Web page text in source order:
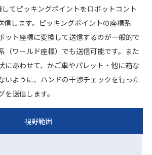
てピッキングポイントをロボットコント
信します。ピッキングポイントの座標系
ット座標に変換して送信するのが一般的で
（ワールド座標）でも送信可能です。また
にあわせて、かご車やパレット・他に箱な
いように、ハンドの干渉チェックを行った
送信します。
視野範囲